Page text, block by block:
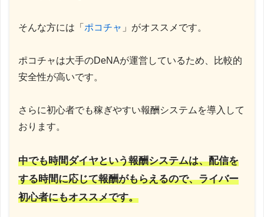
そんな方には「 ポコチャ 」がオススメです。
ポコチャは大手のDeNAが運営しているため、比較的
安全性が高いです。
さらに初心者でも稼ぎやすい報酬システムを導入して
おります。
中でも時間ダイヤという報酬システムは、配信を
する時間に応じて報酬がもらえるので、ライバー
初心者にもオススメです。